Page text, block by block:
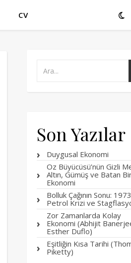
CV
Son Yazılar
Duygusal Ekonomi
Oz Büyücüsü’nün Gizli
Altın, Gümüş ve Batan
Ekonomi
Bolluk Çağının Sonu: 1973
Petrol Krizi ve
Zor Zamanlarda Kolay
Ekonomi (Abhijit
Esther Duflo)
Eşitliğin Kısa Tarihi
Piketty)